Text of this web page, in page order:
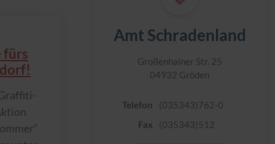
fürs
Amt Schradenland
Großenhainer Str. 25
04932 Gröden
Telefon
(035343)762-0
Fax
(035343)512